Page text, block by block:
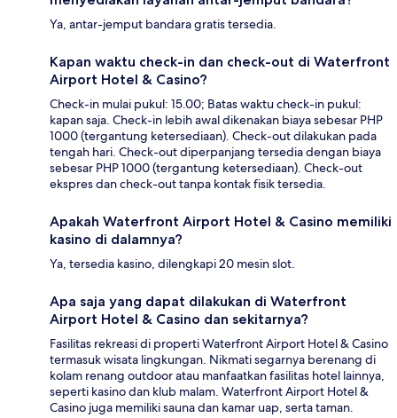
Ya, antar-jemput bandara gratis tersedia.
Kapan waktu check-in dan check-out di Waterfront
Airport Hotel & Casino?
Check-in mulai pukul: 15.00; Batas waktu check-in pukul:
kapan saja. Check-in lebih awal dikenakan biaya sebesar PHP
1000 (tergantung ketersediaan). Check-out dilakukan pada
tengah hari. Check-out diperpanjang tersedia dengan biaya
sebesar PHP 1000 (tergantung ketersediaan). Check-out
ekspres dan check-out tanpa kontak fisik tersedia.
Apakah Waterfront Airport Hotel & Casino memiliki
kasino di dalamnya?
Ya, tersedia kasino, dilengkapi 20 mesin slot.
Apa saja yang dapat dilakukan di Waterfront
Airport Hotel & Casino dan sekitarnya?
Fasilitas rekreasi di properti Waterfront Airport Hotel & Casino
termasuk wisata lingkungan. Nikmati segarnya berenang di
kolam renang outdoor atau manfaatkan fasilitas hotel lainnya,
seperti kasino dan klub malam. Waterfront Airport Hotel &
Casino juga memiliki sauna dan kamar uap, serta taman.